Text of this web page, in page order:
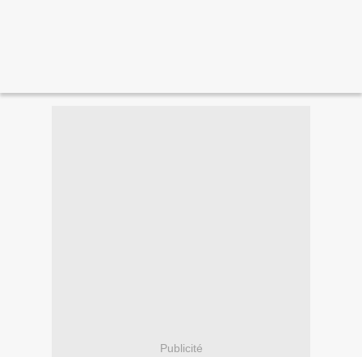
Publicité